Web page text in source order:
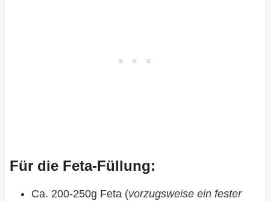
Für die Feta-Füllung:
Ca. 200-250g Feta (vorzugsweise ein fester